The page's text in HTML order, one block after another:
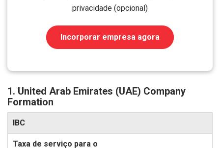
privacidade (opcional)
Incorporar empresa agora
1. United Arab Emirates (UAE) Company
Formation
IBC